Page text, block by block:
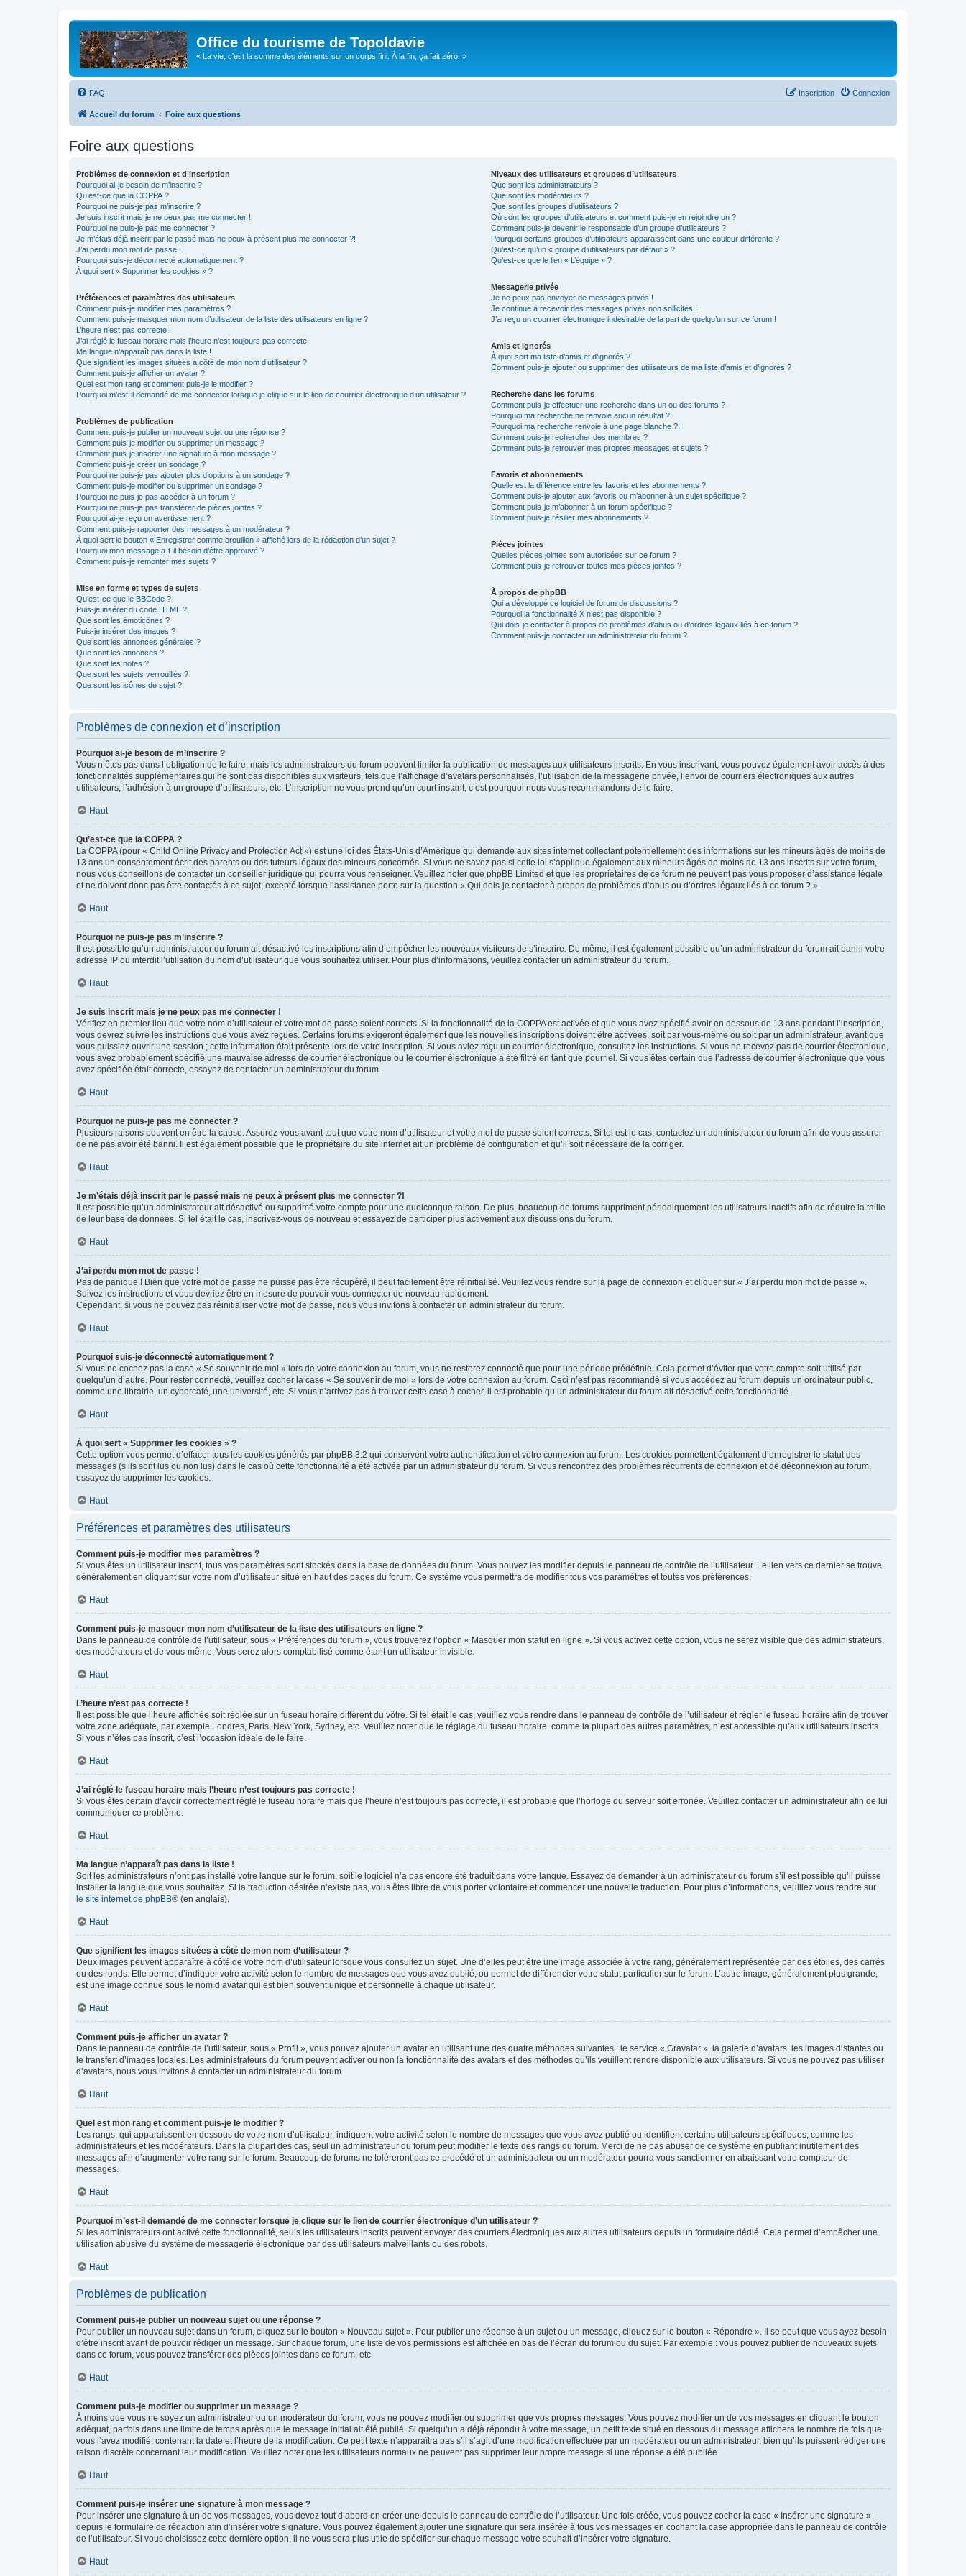
Office du tourisme de Topoldavie
« La vie, c'est la somme des éléments sur un corps fini. À la fin, ça fait zéro. »
FAQ Connexion
Inscription
Accueil du forum Foire aux questions
Foire aux questions
Problèmes de connexion et d’inscription
Pourquoi ai-je besoin de m’inscrire ?
Qu’est-ce que la COPPA ?
Pourquoi ne puis-je pas m’inscrire ?
Je suis inscrit mais je ne peux pas me connecter !
Pourquoi ne puis-je pas me connecter ?
Je m’étais déjà inscrit par le passé mais ne peux à présent plus me connecter ?!
J’ai perdu mon mot de passe !
Pourquoi suis-je déconnecté automatiquement ?
À quoi sert « Supprimer les cookies » ?
Préférences et paramètres des utilisateurs
Comment puis-je modifier mes paramètres ?
Comment puis-je masquer mon nom d’utilisateur de la liste des utilisateurs en ligne ?
L’heure n’est pas correcte !
J’ai réglé le fuseau horaire mais l’heure n’est toujours pas correcte !
Ma langue n’apparaît pas dans la liste !
Que signifient les images situées à côté de mon nom d’utilisateur ?
Comment puis-je afficher un avatar ?
Quel est mon rang et comment puis-je le modifier ?
Pourquoi m’est-il demandé de me connecter lorsque je clique sur le lien de courrier électronique d’un utilisateur ?
Problèmes de publication
Comment puis-je publier un nouveau sujet ou une réponse ?
Comment puis-je modifier ou supprimer un message ?
Comment puis-je insérer une signature à mon message ?
Comment puis-je créer un sondage ?
Pourquoi ne puis-je pas ajouter plus d’options à un sondage ?
Comment puis-je modifier ou supprimer un sondage ?
Pourquoi ne puis-je pas accéder à un forum ?
Pourquoi ne puis-je pas transférer de pièces jointes ?
Pourquoi ai-je reçu un avertissement ?
Comment puis-je rapporter des messages à un modérateur ?
À quoi sert le bouton « Enregistrer comme brouillon » affiché lors de la rédaction d’un sujet ?
Pourquoi mon message a-t-il besoin d’être approuvé ?
Comment puis-je remonter mes sujets ?
Mise en forme et types de sujets
Qu’est-ce que le BBCode ?
Puis-je insérer du code HTML ?
Que sont les émoticônes ?
Puis-je insérer des images ?
Que sont les annonces générales ?
Que sont les annonces ?
Que sont les notes ?
Que sont les sujets verrouillés ?
Que sont les icônes de sujet ?
Niveaux des utilisateurs et groupes d’utilisateurs
Que sont les administrateurs ?
Que sont les modérateurs ?
Que sont les groupes d’utilisateurs ?
Où sont les groupes d’utilisateurs et comment puis-je en rejoindre un ?
Comment puis-je devenir le responsable d’un groupe d’utilisateurs ?
Pourquoi certains groupes d’utilisateurs apparaissent dans une couleur différente ?
Qu’est-ce qu’un « groupe d’utilisateurs par défaut » ?
Qu’est-ce que le lien « L’équipe » ?
Messagerie privée
Je ne peux pas envoyer de messages privés !
Je continue à recevoir des messages privés non sollicités !
J’ai reçu un courrier électronique indésirable de la part de quelqu’un sur ce forum !
Amis et ignorés
À quoi sert ma liste d’amis et d’ignorés ?
Comment puis-je ajouter ou supprimer des utilisateurs de ma liste d’amis et d’ignorés ?
Recherche dans les forums
Comment puis-je effectuer une recherche dans un ou des forums ?
Pourquoi ma recherche ne renvoie aucun résultat ?
Pourquoi ma recherche renvoie à une page blanche ?!
Comment puis-je rechercher des membres ?
Comment puis-je retrouver mes propres messages et sujets ?
Favoris et abonnements
Quelle est la différence entre les favoris et les abonnements ?
Comment puis-je ajouter aux favoris ou m’abonner à un sujet spécifique ?
Comment puis-je m’abonner à un forum spécifique ?
Comment puis-je résilier mes abonnements ?
Pièces jointes
Quelles pièces jointes sont autorisées sur ce forum ?
Comment puis-je retrouver toutes mes pièces jointes ?
À propos de phpBB
Qui a développé ce logiciel de forum de discussions ?
Pourquoi la fonctionnalité X n’est pas disponible ?
Qui dois-je contacter à propos de problèmes d’abus ou d’ordres légaux liés à ce forum ?
Comment puis-je contacter un administrateur du forum ?
Problèmes de connexion et d’inscription
Pourquoi ai-je besoin de m’inscrire ?
Vous n’êtes pas dans l’obligation de le faire, mais les administrateurs du forum peuvent limiter la publication de messages aux utilisateurs inscrits. En vous inscrivant, vous pouvez également avoir accès à des
fonctionnalités supplémentaires qui ne sont pas disponibles aux visiteurs, tels que l’affichage d’avatars personnalisés, l’utilisation de la messagerie privée, l’envoi de courriers électroniques aux autres
utilisateurs, l’adhésion à un groupe d’utilisateurs, etc. L’inscription ne vous prend qu’un court instant, c’est pourquoi nous vous recommandons de le faire.
Haut
Qu’est-ce que la COPPA ?
La COPPA (pour « Child Online Privacy and Protection Act ») est une loi des États-Unis d’Amérique qui demande aux sites internet collectant potentiellement des informations sur les mineurs âgés de moins de
13 ans un consentement écrit des parents ou des tuteurs légaux des mineurs concernés. Si vous ne savez pas si cette loi s’applique également aux mineurs âgés de moins de 13 ans inscrits sur votre forum,
nous vous conseillons de contacter un conseiller juridique qui pourra vous renseigner. Veuillez noter que phpBB Limited et que les propriétaires de ce forum ne peuvent pas vous proposer d’assistance légale
et ne doivent donc pas être contactés à ce sujet, excepté lorsque l’assistance porte sur la question « Qui dois-je contacter à propos de problèmes d’abus ou d’ordres légaux liés à ce forum ? ».
Haut
Pourquoi ne puis-je pas m’inscrire ?
Il est possible qu’un administrateur du forum ait désactivé les inscriptions afin d’empêcher les nouveaux visiteurs de s’inscrire. De même, il est également possible qu’un administrateur du forum ait banni votre
adresse IP ou interdit l’utilisation du nom d’utilisateur que vous souhaitez utiliser. Pour plus d’informations, veuillez contacter un administrateur du forum.
Haut
Je suis inscrit mais je ne peux pas me connecter !
Vérifiez en premier lieu que votre nom d’utilisateur et votre mot de passe soient corrects. Si la fonctionnalité de la COPPA est activée et que vous avez spécifié avoir en dessous de 13 ans pendant l’inscription,
vous devrez suivre les instructions que vous avez reçues. Certains forums exigeront également que les nouvelles inscriptions doivent être activées, soit par vous-même ou soit par un administrateur, avant que
vous puissiez ouvrir une session ; cette information était présente lors de votre inscription. Si vous aviez reçu un courrier électronique, consultez les instructions. Si vous ne recevez pas de courrier électronique,
vous avez probablement spécifié une mauvaise adresse de courrier électronique ou le courrier électronique a été filtré en tant que pourriel. Si vous êtes certain que l’adresse de courrier électronique que vous
avez spécifiée était correcte, essayez de contacter un administrateur du forum.
Haut
Pourquoi ne puis-je pas me connecter ?
Plusieurs raisons peuvent en être la cause. Assurez-vous avant tout que votre nom d’utilisateur et votre mot de passe soient corrects. Si tel est le cas, contactez un administrateur du forum afin de vous assurer
de ne pas avoir été banni. Il est également possible que le propriétaire du site internet ait un problème de configuration et qu’il soit nécessaire de la corriger.
Haut
Je m’étais déjà inscrit par le passé mais ne peux à présent plus me connecter ?!
Il est possible qu’un administrateur ait désactivé ou supprimé votre compte pour une quelconque raison. De plus, beaucoup de forums suppriment périodiquement les utilisateurs inactifs afin de réduire la taille
de leur base de données. Si tel était le cas, inscrivez-vous de nouveau et essayez de participer plus activement aux discussions du forum.
Haut
J’ai perdu mon mot de passe !
Pas de panique ! Bien que votre mot de passe ne puisse pas être récupéré, il peut facilement être réinitialisé. Veuillez vous rendre sur la page de connexion et cliquer sur « J’ai perdu mon mot de passe ».
Suivez les instructions et vous devriez être en mesure de pouvoir vous connecter de nouveau rapidement.
Cependant, si vous ne pouvez pas réinitialiser votre mot de passe, nous vous invitons à contacter un administrateur du forum.
Haut
Pourquoi suis-je déconnecté automatiquement ?
Si vous ne cochez pas la case « Se souvenir de moi » lors de votre connexion au forum, vous ne resterez connecté que pour une période prédéfinie. Cela permet d’éviter que votre compte soit utilisé par
quelqu’un d’autre. Pour rester connecté, veuillez cocher la case « Se souvenir de moi » lors de votre connexion au forum. Ceci n’est pas recommandé si vous accédez au forum depuis un ordinateur public,
comme une librairie, un cybercafé, une université, etc. Si vous n’arrivez pas à trouver cette case à cocher, il est probable qu’un administrateur du forum ait désactivé cette fonctionnalité.
Haut
À quoi sert « Supprimer les cookies » ?
Cette option vous permet d’effacer tous les cookies générés par phpBB 3.2 qui conservent votre authentification et votre connexion au forum. Les cookies permettent également d’enregistrer le statut des
messages (s’ils sont lus ou non lus) dans le cas où cette fonctionnalité a été activée par un administrateur du forum. Si vous rencontrez des problèmes récurrents de connexion et de déconnexion au forum,
essayez de supprimer les cookies.
Haut
Préférences et paramètres des utilisateurs
Comment puis-je modifier mes paramètres ?
Si vous êtes un utilisateur inscrit, tous vos paramètres sont stockés dans la base de données du forum. Vous pouvez les modifier depuis le panneau de contrôle de l’utilisateur. Le lien vers ce dernier se trouve
généralement en cliquant sur votre nom d’utilisateur situé en haut des pages du forum. Ce système vous permettra de modifier tous vos paramètres et toutes vos préférences.
Haut
Comment puis-je masquer mon nom d’utilisateur de la liste des utilisateurs en ligne ?
Dans le panneau de contrôle de l’utilisateur, sous « Préférences du forum », vous trouverez l’option « Masquer mon statut en ligne ». Si vous activez cette option, vous ne serez visible que des administrateurs,
des modérateurs et de vous-même. Vous serez alors comptabilisé comme étant un utilisateur invisible.
Haut
L’heure n’est pas correcte !
Il est possible que l’heure affichée soit réglée sur un fuseau horaire différent du vôtre. Si tel était le cas, veuillez vous rendre dans le panneau de contrôle de l’utilisateur et régler le fuseau horaire afin de trouver
votre zone adéquate, par exemple Londres, Paris, New York, Sydney, etc. Veuillez noter que le réglage du fuseau horaire, comme la plupart des autres paramètres, n’est accessible qu’aux utilisateurs inscrits.
Si vous n’êtes pas inscrit, c’est l’occasion idéale de le faire.
Haut
J’ai réglé le fuseau horaire mais l’heure n’est toujours pas correcte !
Si vous êtes certain d’avoir correctement réglé le fuseau horaire mais que l’heure n’est toujours pas correcte, il est probable que l’horloge du serveur soit erronée. Veuillez contacter un administrateur afin de lui
communiquer ce problème.
Haut
Ma langue n’apparaît pas dans la liste !
Soit les administrateurs n’ont pas installé votre langue sur le forum, soit le logiciel n’a pas encore été traduit dans votre langue. Essayez de demander à un administrateur du forum s’il est possible qu’il puisse
installer la langue que vous souhaitez. Si la traduction désirée n’existe pas, vous êtes libre de vous porter volontaire et commencer une nouvelle traduction. Pour plus d’informations, veuillez vous rendre sur
le site internet de phpBB® (en anglais).
Haut
Que signifient les images situées à côté de mon nom d’utilisateur ?
Deux images peuvent apparaître à côté de votre nom d’utilisateur lorsque vous consultez un sujet. Une d’elles peut être une image associée à votre rang, généralement représentée par des étoiles, des carrés
ou des ronds. Elle permet d’indiquer votre activité selon le nombre de messages que vous avez publié, ou permet de différencier votre statut particulier sur le forum. L’autre image, généralement plus grande,
est une image connue sous le nom d’avatar qui est bien souvent unique et personnelle à chaque utilisateur.
Haut
Comment puis-je afficher un avatar ?
Dans le panneau de contrôle de l’utilisateur, sous « Profil », vous pouvez ajouter un avatar en utilisant une des quatre méthodes suivantes : le service « Gravatar », la galerie d’avatars, les images distantes ou
le transfert d’images locales. Les administrateurs du forum peuvent activer ou non la fonctionnalité des avatars et des méthodes qu’ils veuillent rendre disponible aux utilisateurs. Si vous ne pouvez pas utiliser
d’avatars, nous vous invitons à contacter un administrateur du forum.
Haut
Quel est mon rang et comment puis-je le modifier ?
Les rangs, qui apparaissent en dessous de votre nom d’utilisateur, indiquent votre activité selon le nombre de messages que vous avez publié ou identifient certains utilisateurs spécifiques, comme les
administrateurs et les modérateurs. Dans la plupart des cas, seul un administrateur du forum peut modifier le texte des rangs du forum. Merci de ne pas abuser de ce système en publiant inutilement des
messages afin d’augmenter votre rang sur le forum. Beaucoup de forums ne toléreront pas ce procédé et un administrateur ou un modérateur pourra vous sanctionner en abaissant votre compteur de
messages.
Haut
Pourquoi m’est-il demandé de me connecter lorsque je clique sur le lien de courrier électronique d’un utilisateur ?
Si les administrateurs ont activé cette fonctionnalité, seuls les utilisateurs inscrits peuvent envoyer des courriers électroniques aux autres utilisateurs depuis un formulaire dédié. Cela permet d’empêcher une
utilisation abusive du système de messagerie électronique par des utilisateurs malveillants ou des robots.
Haut
Problèmes de publication
Comment puis-je publier un nouveau sujet ou une réponse ?
Pour publier un nouveau sujet dans un forum, cliquez sur le bouton « Nouveau sujet ». Pour publier une réponse à un sujet ou un message, cliquez sur le bouton « Répondre ». Il se peut que vous ayez besoin
d’être inscrit avant de pouvoir rédiger un message. Sur chaque forum, une liste de vos permissions est affichée en bas de l’écran du forum ou du sujet. Par exemple : vous pouvez publier de nouveaux sujets
dans ce forum, vous pouvez transférer des pièces jointes dans ce forum, etc.
Haut
Comment puis-je modifier ou supprimer un message ?
À moins que vous ne soyez un administrateur ou un modérateur du forum, vous ne pouvez modifier ou supprimer que vos propres messages. Vous pouvez modifier un de vos messages en cliquant le bouton
adéquat, parfois dans une limite de temps après que le message initial ait été publié. Si quelqu’un a déjà répondu à votre message, un petit texte situé en dessous du message affichera le nombre de fois que
vous l’avez modifié, contenant la date et l’heure de la modification. Ce petit texte n’apparaîtra pas s’il s’agit d’une modification effectuée par un modérateur ou un administrateur, bien qu’ils puissent rédiger une
raison discrète concernant leur modification. Veuillez noter que les utilisateurs normaux ne peuvent pas supprimer leur propre message si une réponse a été publiée.
Haut
Comment puis-je insérer une signature à mon message ?
Pour insérer une signature à un de vos messages, vous devez tout d’abord en créer une depuis le panneau de contrôle de l’utilisateur. Une fois créée, vous pouvez cocher la case « Insérer une signature »
depuis le formulaire de rédaction afin d’insérer votre signature. Vous pouvez également ajouter une signature qui sera insérée à tous vos messages en cochant la case appropriée dans le panneau de contrôle
de l’utilisateur. Si vous choisissez cette dernière option, il ne vous sera plus utile de spécifier sur chaque message votre souhait d’insérer votre signature.
Haut